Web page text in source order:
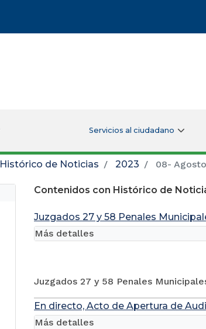
Servicios al ciudadano
Histórico de Noticias 2023 08- Agosto
Contenidos con Histórico de
Juzgados 27 y 58 Penales
Juzgados 27 y 58 Penales
Más detalles
En directo, Acto de Apertura de
Más detalles